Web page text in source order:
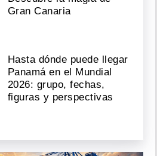
Gran Canaria
Hasta dónde puede llegar
Panamá en el Mundial
2026: grupo, fechas,
figuras y perspectivas